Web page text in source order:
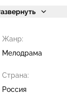
Жанр:
Мелодрама
Страна:
Россия